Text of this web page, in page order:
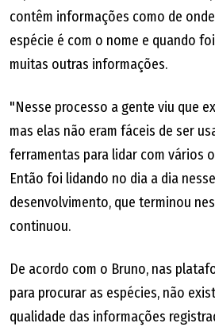
contêm informações como de
espécie é com o nome e quando
muitas outras informações.
"Nesse processo a gente viu que
mas elas não eram fáceis de ser
ferramentas para lidar com vários
Então foi lidando no dia a dia
desenvolvimento, que terminou
continuou.
De acordo com o Bruno, nas
para procurar as espécies, não
qualidade das informações